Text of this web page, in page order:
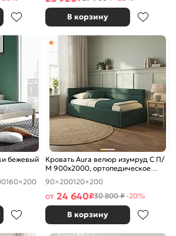
В корзину
бежевый
160×200
Кровать Aura велюр изумруд С П/
М 900x2000, ортопедическое
основание, изголовье мягкое
90×200120×200
от 24 640₽30 800 ₽-20%
В корзину